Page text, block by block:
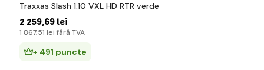
Traxxas Slash 1:10 VXL HD RTR verde
2 259,69 lei
1 867,51 lei fără TVA
+ 491 puncte